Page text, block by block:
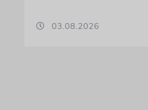
03.08.2026